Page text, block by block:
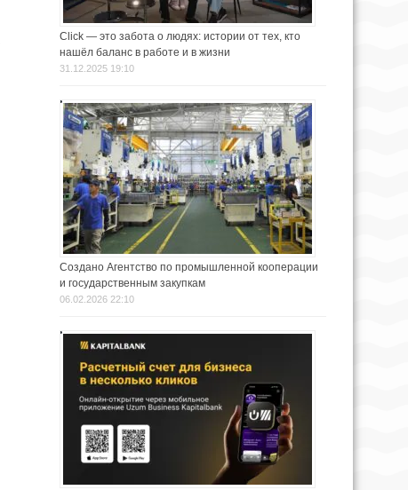
Click — это забота о людях: истории от тех, кто
нашёл баланс в работе и в жизни
31.12.2025 19:10
Создано Агентство по промышленной кооперации
и государственным закупкам
06.02.2026 22:10